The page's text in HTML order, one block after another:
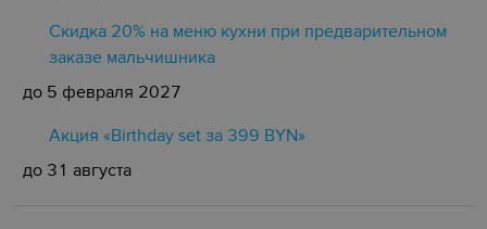
Скидка 20% на меню кухни при предварительном
заказе мальчишника
до 5 февраля 2027
Акция «Birthday set за 399 BYN»
до 31 августа